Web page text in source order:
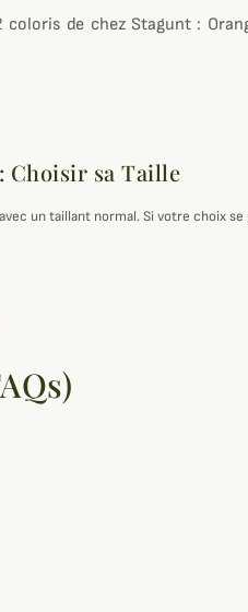
de chez Stagunt :
Choisir sa Taille
un taillant normal. Si votre choix